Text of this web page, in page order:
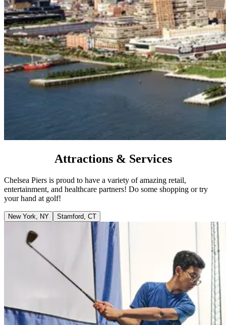
Attractions & Services​​​​‌ ‍ ​‍​‍‌‍ ‌ ​‍‌‍‍‌‌‍‌ ‌‍‍‌‌‍ ‍​‍​‍​ ‍‍​‍​‍‌ ​ ‌‍​‌‌‍ ‍‌‍‍‌‌ ‌​‌ ‍‌​‍ ‍‌‍‍‌‌‍ ​‍​‍​‍ ​​‍​‍‌‍‍​‌ ​‍‌‍‌‌‌‍‌‍​‍​‍​ ‍‍​‍​‍‌‍‍​‌ ‌​‌ ‌​‌ ​​‌ ​ ​ ‍‍​‍ ​‍ ‌‍​ ‌‍‍​‌‍‌‌‌‍ ​‌ ​ ‌‍‌‌‌‍​‌‌ ​​‌‍‍‌‌‍‌‌‌ ​‍‌ ​ ​‍ ‍‌ ​ ‌‍​‌‌‍ ‍‌‍‍‌‌ ‌​‌ ‍‌​‍ ‍‌ ​ ‌ ‌​‌ ‌‌‌‍‌​‌‍‍‌‌‍ ​‍ ‌‍‍‌‌‍ ‍‌ ‌​‌‍‌‌‌‍ ‍‌ ‌​​‍ ‌‍‌‌‌‍‌​‌‍‍‌‌ ‌​​‍ ‌‍ ‌‌‍ ‌‍‌​‌‍‌‌​ ‌‌ ​​‌ ​‍‌‍‌‌‌ ​ ‌‍‌‌‌‍ ‍‌ ‌​‌‍​‌‌ ‌​‌‍‍‌‌‍ ‌‍ ‍​ ‍ ‌‍‍‌‌‍‌​​ ‌​ ​‍​ ‌‌‌‍​ ‌‍‌‌​ ‌​‌‍​‍‌‍​‍‌‍​‌​‍ ‌​ ‌​​ ​​‌‍​‍​ ‌‍​‍ ‌​ ‌​‌‍‌‍‌‍​‌​ ‍​​‍ ‌‌‍​‌‌‍​‌‌‍‌‌​ ‍‌​‍ ‌​ ‌​​ ‌‌​ ‌ ​ ‌‌​ ‍‌​ ‌‌​ ‍‌‌‍​ ‌‍​‍​ ‌ ‌‍‌​​ ​ ​ ‍ ‌ ‌​‌ ‍‌‌ ​​‌‍‌‌​ ‌‌ ​​‌‍​‌‌‍‌ ‌‍‌‌​ ‍ ‌ ​​‌‍​‌‌ ‌​‌‍‍​​ ‌‌ ​​‌‍​‌‌‍‌ ‌‍‌‌‌​​‍‌ ‌‌‌‍‍‌‌‍ ​‌‍‌​‌‍‌‌‌ ​‍​‍‌‌​ ‌‌‌​​‍‌‌ ‌‍‍ ‌‍‌‌‌ ‍‌​‍‌‌​ ​ ‌​‌​​‍‌‌​ ​ ‌​‌​​‍‌‌​ ​‍​ ​‍​ ‍​​ ​ ‌‍​‍‌‍​‌​ ‍​​ ​ ‌‍‌​​ ‌ ​ ‍​​ ‍​​ ‍​‌‍​‍​‍‌‌​ ​‍​ ​‍​‍‌‌​ ‌‌‌​‌​​‍ ‍‌ ‌​‌‍‍‌‌ ‌​‌‍ ​‌‍‌‌​ ‌‍​‍‌‍​‌‌ ​ ‌‍‌‌‌‌‌‌‌ ​‍‌‍ ​​ ‌‌‍‍​‌ ‌​‌ ‌​‌ ​​‌ ​ ​‍‌‌​ ​ ‌​​‌​‍‌‌​ ​‍‌​‌‍​‍‌‌​ ​‍‌​‌‍‌‍​ ‌‍‍​‌‍‌‌‌‍ ​‌ ​ ‌‍‌‌‌‍​‌‌ ​​‌‍‍‌‌‍‌‌‌ ​‍‌ ​ ​‍ ‍‌ ​ ‌‍​‌‌‍ ‍‌‍‍‌‌ ‌​‌ ‍‌​‍ ‍‌ ​ ‌ ‌​‌ ‌‌‌‍‌​‌‍‍‌‌‍ ​‍‌‍‌‍‍‌‌‍‌​​ ‌​ ​‍​ ‌‌‌‍​ ‌‍‌‌​ ‌​‌‍​‍‌‍​‍‌‍​‌​‍ ‌​ ‌​​ ​​‌‍​‍​ ‌‍​‍ ‌​ ‌​‌‍‌‍‌‍​‌​ ‍​​‍ ‌‌‍​‌‌‍​‌‌‍‌‌​ ‍‌​‍ ‌​ ‌​​ ‌‌​ ‌ ​ ‌‌​ ‍‌​ ‌‌​ ‍‌‌‍​ ‌‍​‍​ ‌ ‌‍‌​​ ​ ​‍‌‍‌ ‌​‌ ‍‌‌ ​​‌‍‌‌​ ‌‌ ​​‌‍​‌‌‍‌ ‌‍‌‌​‍‌‍‌ ​​‌‍​‌‌ ‌​‌‍‍​​ ‌‌ ​​‌‍​‌‌‍‌ ‌‍‌‌‌​​‍‌ ‌‌‌‍‍‌‌‍ ​‌‍‌​‌‍‌‌‌ ​‍​‍‌‌​ ‌‌‌​​‍‌‌ ‌‍‍ ‌‍‌‌‌ ‍‌​‍‌‌​ ​ ‌​‌​​‍‌‌​ ​ ‌​‌​​‍‌‌​ ​‍​ ​‍​ ‍​​ ​ ‌‍​‍‌‍​‌​ ‍​​ ​ ‌‍‌​​ ‌ ​ ‍​​ ‍​​ ‍​‌‍​‍​‍‌‌​ ​‍​ ​‍​‍‌‌​ ‌‌‌​‌​​‍ ‍‌ ‌​‌‍‍‌‌ ‌​‌‍ ​‌‍‌‌​‍‌‍‌ ​​‌‍‌‌‌ ​‍‌ ​ ‌ ​​‌‍‌‌‌‍​ ‌ ‌​‌‍‍‌‌ ‌‍‌‍‌‌​ ‌‌ ​​‌ ‌‌‌‍​‍‌‍ ​‌‍‍‌‌ ​ ‌‍‍​‌‍‌‌‌‍‌​​‍​‍‌ ‌
Chelsea Piers is proud to have a variety of amazing retail,
entertainment, and healthcare partners! Do some shopping or try
your hand at golf!​​​​‌ ‍ ​‍​‍‌‍ ‌ ​‍‌‍‍‌‌‍‌ ‌‍‍‌‌‍ ‍​‍​‍​ ‍‍​‍​‍‌ ​ ‌‍​‌‌‍ ‍‌‍‍‌‌ ‌​‌ ‍‌​‍ ‍‌‍‍‌‌‍ ​‍​‍​‍ ​​‍​‍‌‍‍​‌ ​‍‌‍‌‌‌‍‌‍​‍​‍​ ‍‍​‍​‍‌‍‍​‌ ‌​‌ ‌​‌ ​​‌ ​ ​ ‍‍​‍ ​‍ ‌‍​ ‌‍‍​‌‍‌‌‌‍ ​‌ ​ ‌‍‌‌‌‍​‌‌ ​​‌‍‍‌‌‍‌‌‌ ​‍‌ ​ ​‍ ‍‌ ​ ‌‍​‌‌‍ ‍‌‍‍‌‌ ‌​‌ ‍‌​‍ ‍‌ ​ ‌ ‌​‌ ‌‌‌‍‌​‌‍‍‌‌‍ ​‍ ‌‍‍‌‌‍ ‍‌ ‌​‌‍‌‌‌‍ ‍‌ ‌​​‍ ‌‍‌‌‌‍‌​‌‍‍‌‌ ‌​​‍ ‌‍ ‌‌‍ ‌‍‌​‌‍‌‌​ ‌‌ ​​‌ ​‍‌‍‌‌‌ ​ ‌‍‌‌‌‍ ‍‌ ‌​‌‍​‌‌ ‌​‌‍‍‌‌‍ ‌‍ ‍​ ‍ ‌‍‍‌‌‍‌​​ ‌​ ​‍​ ‌‌‌‍​ ‌‍‌‌​ ‌​‌‍​‍‌‍​‍‌‍​‌​‍ ‌​ ‌​​ ​​‌‍​‍​ ‌‍​‍ ‌​ ‌​‌‍‌‍‌‍​‌​ ‍​​‍ ‌‌‍​‌‌‍​‌‌‍‌‌​ ‍‌​‍ ‌​ ‌​​ ‌‌​ ‌ ​ ‌‌​ ‍‌​ ‌‌​ ‍‌‌‍​ ‌‍​‍​ ‌ ‌‍‌​​ ​ ​ ‍ ‌ ‌​‌ ‍‌‌ ​​‌‍‌‌​ ‌‌ ​​‌‍​‌‌‍‌ ‌‍‌‌​ ‍ ‌ ​​‌‍​‌‌ ‌​‌‍‍​​ ‌‌ ​​‌‍​‌‌‍‌ ‌‍‌‌‌​​‍‌ ‌‌‌‍‍‌‌‍ ​‌‍‌​‌‍‌‌‌ ​‍​‍‌‌​ ‌‌‌​​‍‌‌ ‌‍‍ ‌‍‌‌‌ ‍‌​‍‌‌​ ​ ‌​‌​​‍‌‌​ ​ ‌​‌​​‍‌‌​ ​‍​ ​‍​ ‍​​ ​ ‌‍​‍‌‍​‌​ ‍​​ ​ ‌‍‌​​ ‌ ​ ‍​​ ‍​​ ‍​‌‍​‍​‍‌‌​ ​‍​ ​‍​‍‌‌​ ‌‌‌​‌​​‍ ‍‌‍‌​‌‍‌‌‌ ​ ‌‍​ ‌ ​‍‌‍‍‌‌ ​​‌ ‌​‌‍‍‌‌‍ ‌‍ ‍​ ‌‍​‍‌‍​‌‌ ​ ‌‍‌‌‌‌‌‌‌ ​‍‌‍ ​​ ‌‌‍‍​‌ ‌​‌ ‌​‌ ​​‌ ​ ​‍‌‌​ ​ ‌​​‌​‍‌‌​ ​‍‌​‌‍​‍‌‌​ ​‍‌​‌‍‌‍​ ‌‍‍​‌‍‌‌‌‍ ​‌ ​ ‌‍‌‌‌‍​‌‌ ​​‌‍‍‌‌‍‌‌‌ ​‍‌ ​ ​‍ ‍‌ ​ ‌‍​‌‌‍ ‍‌‍‍‌‌ ‌​‌ ‍‌​‍ ‍‌ ​ ‌ ‌​‌ ‌‌‌‍‌​‌‍‍‌‌‍ ​‍‌‍‌‍‍‌‌‍‌​​ ‌​ ​‍​ ‌‌‌‍​ ‌‍‌‌​ ‌​‌‍​‍‌‍​‍‌‍​‌​‍ ‌​ ‌​​ ​​‌‍​‍​ ‌‍​‍ ‌​ ‌​‌‍‌‍‌‍​‌​ ‍​​‍ ‌‌‍​‌‌‍​‌‌‍‌‌​ ‍‌​‍ ‌​ ‌​​ ‌‌​ ‌ ​ ‌‌​ ‍‌​ ‌‌​ ‍‌‌‍​ ‌‍​‍​ ‌ ‌‍‌​​ ​ ​‍‌‍‌ ‌​‌ ‍‌‌ ​​‌‍‌‌​ ‌‌ ​​‌‍​‌‌‍‌ ‌‍‌‌​‍‌‍‌ ​​‌‍​‌‌ ‌​‌‍‍​​ ‌‌ ​​‌‍​‌‌‍‌ ‌‍‌‌‌​​‍‌ ‌‌‌‍‍‌‌‍ ​‌‍‌​‌‍‌‌‌ ​‍​‍‌‌​ ‌‌‌​​‍‌‌ ‌‍‍ ‌‍‌‌‌ ‍‌​‍‌‌​ ​ ‌​‌​​‍‌‌​ ​ ‌​‌​​‍‌‌​ ​‍​ ​‍​ ‍​​ ​ ‌‍​‍‌‍​‌​ ‍​​ ​ ‌‍‌​​ ‌ ​ ‍​​ ‍​​ ‍​‌‍​‍​‍‌‌​ ​‍​ ​‍​‍‌‌​ ‌‌‌​‌​​‍ ‍‌‍‌​‌‍‌‌‌ ​ ‌‍​ ‌ ​‍‌‍‍‌‌ ​​‌ ‌​‌‍‍‌‌‍ ‌‍ ‍​‍‌‍‌ ​​‌‍‌‌‌ ​‍‌ ​ ‌ ​​‌‍‌‌‌‍​ ‌ ‌​‌‍‍‌‌ ‌‍‌‍‌‌​ ‌‌ ​​‌ ‌‌‌‍​‍‌‍ ​‌‍‍‌‌ ​ ‌‍‍​‌‍‌‌‌‍‌​​‍​‍‌ ‌
New York, NY​​​​‌ ‍ ​‍​‍‌‍ ‌ ​‍‌‍‍‌‌‍‌ ‌‍‍‌‌‍ ‍​‍​‍​ ‍‍​‍​‍‌ ​ ‌‍​‌‌‍ ‍‌‍‍‌‌ ‌​‌ ‍‌​‍ ‍‌‍‍‌‌‍ ​‍​‍​‍ ​​‍​‍‌‍‍​‌ ​‍‌‍‌‌‌‍‌‍​‍​‍​ ‍‍​‍​‍‌‍‍​‌ ‌​‌ ‌​‌ ​​‌ ​ ​ ‍‍​‍ ​‍ ‌‍​ ‌‍‍​‌‍‌‌‌‍ ​‌ ​ ‌‍‌‌‌‍​‌‌ ​​‌‍‍‌‌‍‌‌‌ ​‍‌ ​ ​‍ ‍‌ ​ ‌‍​‌‌‍ ‍‌‍‍‌‌ ‌​‌ ‍‌​‍ ‍‌ ​ ‌ ‌​‌ ‌‌‌‍‌​‌‍‍‌‌‍ ​‍ ‌‍‍‌‌‍ ‍‌ ‌​‌‍‌‌‌‍ ‍‌ ‌​​‍ ‌‍‌‌‌‍‌​‌‍‍‌‌ ‌​​‍ ‌‍ ‌‌‍ ‌‍‌​‌‍‌‌​ ‌‌ ​​‌ ​‍‌‍‌‌‌ ​ ‌‍‌‌‌‍ ‍‌ ‌​‌‍​‌‌ ‌​‌‍‍‌‌‍ ‌‍ ‍​ ‍ ‌‍‍‌‌‍‌​​ ‌​ ‌‌​ ​‍​ ‍‌‌‍‌‌‌‍​‍​ ​ ​ ‌​​ ​‍​‍ ‌‌‍‌‌‌‍‌‍‌‍​‌​ ‌‍​‍ ‌​ ‌​​ ‍​​ ‍​‌‍​‌​‍ ‌‌‍​‌​ ​​​ ​‌​ ‍‌​‍ ‌​ ‌‍​ ‍​‌‍​‍‌‍‌‌‌‍‌​‌‍​‌‌‍​‌‌‍‌‌​ ‌‍​ ​​‌‍​‌‌‍‌​​ ‍ ‌ ‌​‌ ‍‌‌ ​​‌‍‌‌​ ‌‌ ​ ‌‍‌‌‌‍‌ ‌‍ ‌‌‍‌‌‌‍ ‍‌ ‌​​ ‍ ‌ ​​‌‍​‌‌ ‌​‌‍‍​​ ‌‌‍ ‍‌‍​‌‌‍ ‌‌‍‌‌​ ‌‍​‍‌‍​‌‌ ​ ‌‍‌‌‌‌‌‌‌ ​‍‌‍ ​​ ‌‌‍‍​‌ ‌​‌ ‌​‌ ​​‌ ​ ​‍‌‌​ ​ ‌​​‌​‍‌‌​ ​‍‌​‌‍​‍‌‌​ ​‍‌​‌‍‌‍​ ‌‍‍​‌‍‌‌‌‍ ​‌ ​ ‌‍‌‌‌‍​‌‌ ​​‌‍‍‌‌‍‌‌‌ ​‍‌ ​ ​‍ ‍‌ ​ ‌‍​‌‌‍ ‍‌‍‍‌‌ ‌​‌ ‍‌​‍ ‍‌ ​ ‌ ‌​‌ ‌‌‌‍‌​‌‍‍‌‌‍ ​‍‌‍‌‍‍‌‌‍‌​​ ‌​ ‌‌​ ​‍​ ‍‌‌‍‌‌‌‍​‍​ ​ ​ ‌​​ ​‍​‍ ‌‌‍‌‌‌‍‌‍‌‍​‌​ ‌‍​‍ ‌​ ‌​​ ‍​​ ‍​‌‍​‌​‍ ‌‌‍​‌​ ​​​ ​‌​ ‍‌​‍ ‌​ ‌‍​ ‍​‌‍​‍‌‍‌‌‌‍‌​‌‍​‌‌‍​‌‌‍‌‌​ ‌‍​ ​​‌‍​‌‌‍‌​​‍‌‍‌ ‌​‌ ‍‌‌ ​​‌‍‌‌​ ‌‌ ​ ‌‍‌‌‌‍‌ ‌‍ ‌‌‍‌‌‌‍ ‍‌ ‌​​‍‌‍‌ ​​‌‍​‌‌ ‌​‌‍‍​​ ‌‌‍ ‍‌‍​‌‌‍ ‌‌‍‌‌​‍‌‍‌ ​​‌‍‌‌‌ ​‍‌ ​ ‌ ​​‌‍‌‌‌‍​ ‌ ‌​‌‍‍‌‌ ‌‍‌‍‌‌​ ‌‌ ​​‌ ‌‌‌‍​‍‌‍ ​‌‍‍‌‌ ​ ‌‍‍​‌‍‌‌‌‍‌​​‍​‍‌ ‌ Stamford, CT​​​​‌ ‍ ​‍​‍‌‍ ‌ ​‍‌‍‍‌‌‍‌ ‌‍‍‌‌‍ ‍​‍​‍​ ‍‍​‍​‍‌ ​ ‌‍​‌‌‍ ‍‌‍‍‌‌ ‌​‌ ‍‌​‍ ‍‌‍‍‌‌‍ ​‍​‍​‍ ​​‍​‍‌‍‍​‌ ​‍‌‍‌‌‌‍‌‍​‍​‍​ ‍‍​‍​‍‌‍‍​‌ ‌​‌ ‌​‌ ​​‌ ​ ​ ‍‍​‍ ​‍ ‌‍​ ‌‍‍​‌‍‌‌‌‍ ​‌ ​ ‌‍‌‌‌‍​‌‌ ​​‌‍‍‌‌‍‌‌‌ ​‍‌ ​ ​‍ ‍‌ ​ ‌‍​‌‌‍ ‍‌‍‍‌‌ ‌​‌ ‍‌​‍ ‍‌ ​ ‌ ‌​‌ ‌‌‌‍‌​‌‍‍‌‌‍ ​‍ ‌‍‍‌‌‍ ‍‌ ‌​‌‍‌‌‌‍ ‍‌ ‌​​‍ ‌‍‌‌‌‍‌​‌‍‍‌‌ ‌​​‍ ‌‍ ‌‌‍ ‌‍‌​‌‍‌‌​ ‌‌ ​​‌ ​‍‌‍‌‌‌ ​ ‌‍‌‌‌‍ ‍‌ ‌​‌‍​‌‌ ‌​‌‍‍‌‌‍ ‌‍ ‍​ ‍ ‌‍‍‌‌‍‌​​ ‌​ ‌‍‌‍‌‍​ ​‌‌‍​‍​ ​‍​ ​​​ ​ ​ ‌​​‍ ‌‌‍​‌​ ‌​​ ​‍‌‍​ ​‍ ‌​ ‌​​ ‌​​ ​ ​ ‌‍​‍ ‌‌‍​‌​ ​ ‌‍‌‌​ ‌ ​‍ ‌​ ‌​​ ‌‍‌‍​ ​ ​‍​ ‌​​ ​ ​ ​​‌‍​‌​ ‌​​ ‌ ​ ​‍‌‍​‍​ ‍ ‌ ‌​‌ ‍‌‌ ​​‌‍‌‌​ ‌‌ ​ ‌‍‌‌‌‍‌ ‌‍ ‌‌‍‌‌‌‍ ‍‌ ‌​​ ‍ ‌ ​​‌‍​‌‌ ‌​‌‍‍​​ ‌‌‍ ‍‌‍​‌‌‍ ‌‌‍‌‌​ ‌‍​‍‌‍​‌‌ ​ ‌‍‌‌‌‌‌‌‌ ​‍‌‍ ​​ ‌‌‍‍​‌ ‌​‌ ‌​‌ ​​‌ ​ ​‍‌‌​ ​ ‌​​‌​‍‌‌​ ​‍‌​‌‍​‍‌‌​ ​‍‌​‌‍‌‍​ ‌‍‍​‌‍‌‌‌‍ ​‌ ​ ‌‍‌‌‌‍​‌‌ ​​‌‍‍‌‌‍‌‌‌ ​‍‌ ​ ​‍ ‍‌ ​ ‌‍​‌‌‍ ‍‌‍‍‌‌ ‌​‌ ‍‌​‍ ‍‌ ​ ‌ ‌​‌ ‌‌‌‍‌​‌‍‍‌‌‍ ​‍‌‍‌‍‍‌‌‍‌​​ ‌​ ‌‍‌‍‌‍​ ​‌‌‍​‍​ ​‍​ ​​​ ​ ​ ‌​​‍ ‌‌‍​‌​ ‌​​ ​‍‌‍​ ​‍ ‌​ ‌​​ ‌​​ ​ ​ ‌‍​‍ ‌‌‍​‌​ ​ ‌‍‌‌​ ‌ ​‍ ‌​ ‌​​ ‌‍‌‍​ ​ ​‍​ ‌​​ ​ ​ ​​‌‍​‌​ ‌​​ ‌ ​ ​‍‌‍​‍​‍‌‍‌ ‌​‌ ‍‌‌ ​​‌‍‌‌​ ‌‌ ​ ‌‍‌‌‌‍‌ ‌‍ ‌‌‍‌‌‌‍ ‍‌ ‌​​‍‌‍‌ ​​‌‍​‌‌ ‌​‌‍‍​​ ‌‌‍ ‍‌‍​‌‌‍ ‌‌‍‌‌​‍‌‍‌ ​​‌‍‌‌‌ ​‍‌ ​ ‌ ​​‌‍‌‌‌‍​ ‌ ‌​‌‍‍‌‌ ‌‍‌‍‌‌​ ‌‌ ​​‌ ‌‌‌‍​‍‌‍ ​‌‍‍‌‌ ​ ‌‍‍​‌‍‌‌‌‍‌​​‍​‍‌ ‌